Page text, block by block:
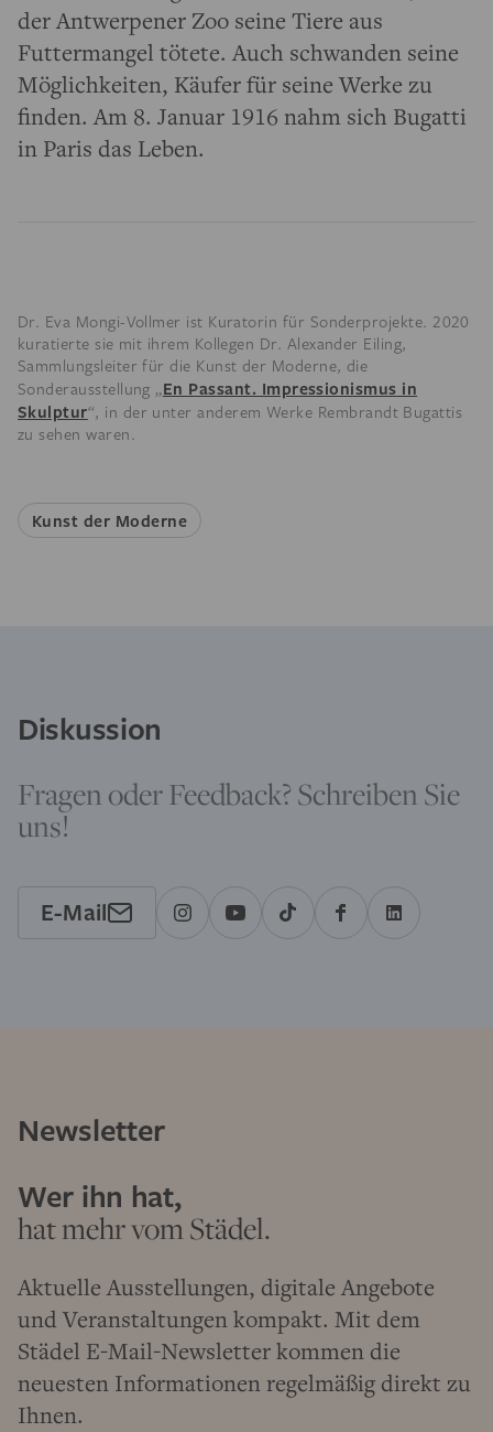
der Antwerpener Zoo seine Tiere aus
Futtermangel tötete. Auch schwanden seine
Möglichkeiten, Käufer für seine Werke zu
finden. Am 8. Januar 1916 nahm sich Bugatti
in Paris das Leben.
Dr. Eva Mongi-Vollmer ist Kuratorin für Sonderprojekte. 2020
kuratierte sie mit ihrem Kollegen Dr. Alexander Eiling,
Sammlungsleiter für die Kunst der Moderne, die
Sonderausstellung „En Passant. Impressionismus in
Skulptur“, in der unter anderem Werke Rembrandt Bugattis
zu sehen waren.
Kunst der Moderne
Diskussion
Fragen oder Feedback? Schreiben Sie
uns!
E-Mail
Newsletter
Wer ihn hat,
hat mehr vom Städel.
Aktuelle Ausstellungen, digitale Angebote
und Veranstaltungen kompakt. Mit dem
Städel E-Mail-Newsletter kommen die
neuesten Informationen regelmäßig direkt zu
Ihnen.